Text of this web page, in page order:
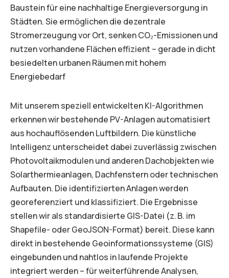
Baustein für eine nachhaltige Energieversorgung in
Städten. Sie ermöglichen die dezentrale
Stromerzeugung vor Ort, senken CO₂-Emissionen und
nutzen vorhandene Flächen effizient – gerade in dicht
besiedelten urbanen Räumen mit hohem
Energiebedarf
Mit unserem speziell entwickelten KI-Algorithmen
erkennen wir bestehende PV-Anlagen automatisiert
aus hochauflösenden Luftbildern. Die künstliche
Intelligenz unterscheidet dabei zuverlässig zwischen
Photovoltaikmodulen und anderen Dachobjekten wie
Solarthermieanlagen, Dachfenstern oder technischen
Aufbauten. Die identifizierten Anlagen werden
georeferenziert und klassifiziert. Die Ergebnisse
stellen wir als standardisierte GIS-Datei (z. B. im
Shapefile- oder GeoJSON-Format) bereit. Diese kann
direkt in bestehende Geoinformationssysteme (GIS)
eingebunden und nahtlos in laufende Projekte
integriert werden – für weiterführende Analysen,